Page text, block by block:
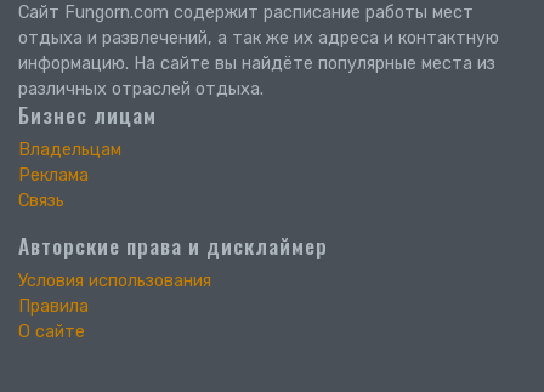
Сайт Fungorn.com содержит расписание работы мест
отдыха и развлечений, а так же их адреса и контактную
информацию. На сайте вы найдёте популярные места из
различных отраслей отдыха.
Бизнес лицам
Владельцам
Реклама
Связь
Авторские права и дисклаймер
Условия использования
Правила
О сайте